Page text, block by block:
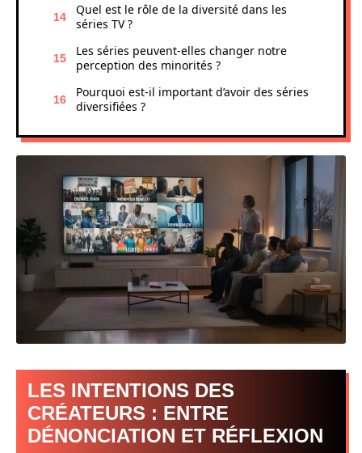
Quel est le rôle de la diversité dans les
séries TV ?
Les séries peuvent-elles changer notre
perception des minorités ?
Pourquoi est-il important d’avoir des séries
diversifiées ?
LES INTENTIONS DES
CRÉATEURS : ENTRE
DÉNONCIATION ET RÉFLEXION